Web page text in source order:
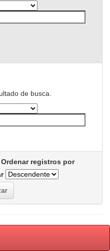
de busca.
Ordenar registros por